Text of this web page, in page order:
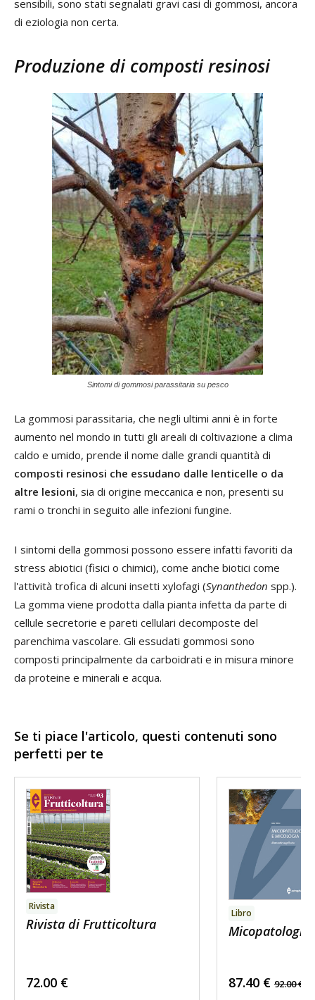
sensibili, sono stati segnalati gravi casi di gommosi, ancora
di eziologia non certa.
Produzione di composti resinosi
Sintomi di gommosi parassitaria su pesco
La gommosi parassitaria, che negli ultimi anni è in forte
aumento nel mondo in tutti gli areali di coltivazione a clima
caldo e umido, prende il nome dalle grandi quantità di
composti resinosi che essudano dalle lenticelle o da
altre lesioni, sia di origine meccanica e non, presenti su
rami o tronchi in seguito alle infezioni fungine.
I sintomi della gommosi possono essere infatti favoriti da
stress abiotici (fisici o chimici), come anche biotici come
l'attività trofica di alcuni insetti xylofagi (Synanthedon spp.).
La gomma viene prodotta dalla pianta infetta da parte di
cellule secretorie e pareti cellulari decomposte del
parenchima vascolare. Gli essudati gommosi sono
composti principalmente da carboidrati e in misura minore
da proteine e minerali e acqua.
Se ti piace l'articolo, questi contenuti sono
perfetti per te
Rivista
Rivista di Frutticoltura
72.00 €
Libro
Micopatologia
87.40 € 92.00€